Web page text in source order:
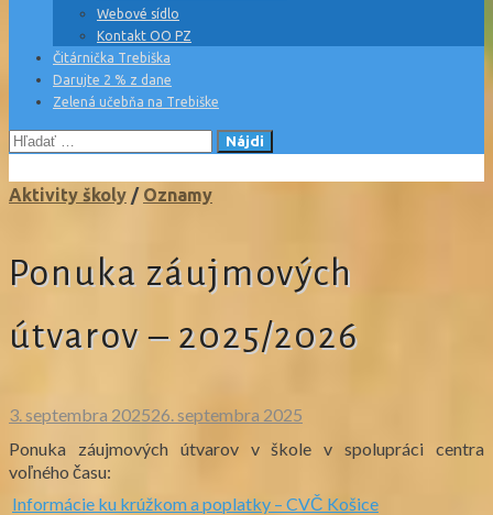
Webové sídlo
Kontakt OO PZ
Čitárnička Trebiška
Darujte 2 % z dane
Zelená učebňa na Trebiške
Hľadať:
Aktivity školy / Oznamy
Ponuka záujmových
útvarov – 2025/2026
3. septembra 202526. septembra 2025
Ponuka záujmových útvarov v škole v spolupráci centra
voľného času:
Informácie ku krúžkom a poplatky – CVČ Košice